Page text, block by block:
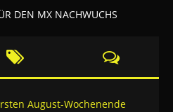
August-Wochenende